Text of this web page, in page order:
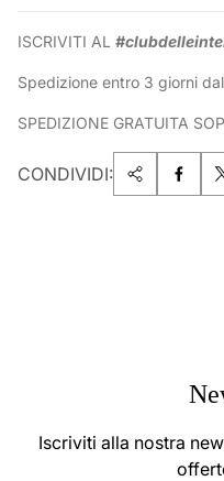
ISCRIVITI AL
Spedizione entro 3 giorni
SPEDIZIONE GRATUITA
CONDIVIDI:
Iscriviti alla nostra